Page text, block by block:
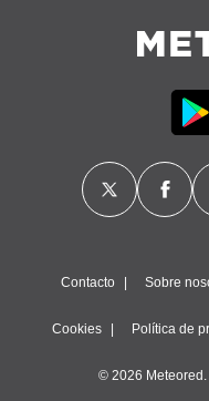
Contacto Sobre
Cookies Política de
© 2026